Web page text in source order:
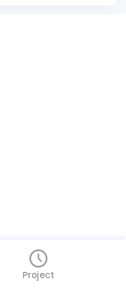
Project